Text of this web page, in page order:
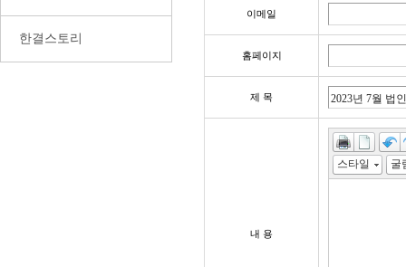
한결스토리
이메일
홈페이지
제 목
내 용
스타일